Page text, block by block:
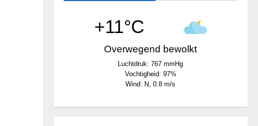
+11°C
Overwegend bewolkt
Luchtdruk: 767 mmHg
Vochtigheid: 97%
Wind: N, 0.8 m/s